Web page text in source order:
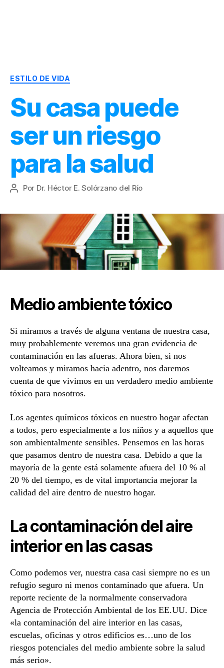
Terapia
Nutricional
|
y
Nutrición
ESTILO DE VIDA
Su casa puede
ser un riesgo
para la salud
Autor
entrada
Por Dr. Héctor E. Solórzano del Río
Medio ambiente tóxico
Si miramos a través de alguna ventana de nuestra casa,
muy probablemente veremos una gran evidencia de
contaminación en las afueras. Ahora bien, si nos
volteamos y miramos hacia adentro, nos daremos
cuenta de que vivimos en un verdadero medio ambiente
tóxico para nosotros.
Los agentes químicos tóxicos en nuestro hogar afectan
a todos, pero especialmente a los niños y a aquellos que
son ambientalmente sensibles. Pensemos en las horas
que pasamos dentro de nuestra casa. Debido a que la
mayoría de la gente está solamente afuera del 10 % al
20 % del tiempo, es de vital importancia mejorar la
calidad del aire dentro de nuestro hogar.
La contaminación del aire
interior en las casas
Como podemos ver, nuestra casa casi siempre no es un
refugio seguro ni menos contaminado que afuera. Un
reporte reciente de la normalmente conservadora
Agencia de Protección Ambiental de los EE.UU. Dice
«la contaminación del aire interior en las casas,
escuelas, oficinas y otros edificios es…uno de los
riesgos potenciales del medio ambiente sobre la salud
más serio».